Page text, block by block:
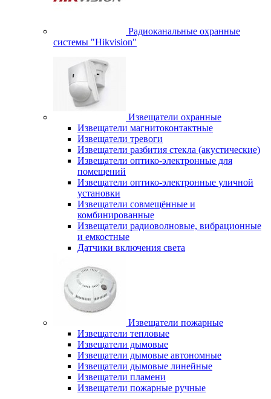
Радиоканальные охранные
системы "Hikvision"
Извещатели охранные
Извещатели магнитоконтактные
Извещатели тревоги
Извещатели разбития стекла (акустические)
Извещатели оптико-электронные для
помещений
Извещатели оптико-электронные уличной
установки
Извещатели совмещённые и
комбинированные
Извещатели радиоволновые, вибрационные
и емкостные
Датчики включения света
Извещатели пожарные
Извещатели тепловые
Извещатели дымовые
Извещатели дымовые автономные
Извещатели дымовые линейные
Извещатели пламени
Извещатели пожарные ручные